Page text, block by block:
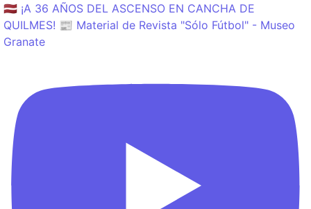
🇱🇻 ¡A 36 AÑOS DEL ASCENSO EN CANCHA DE
QUILMES! 📰 Material de Revista "Sólo Fútbol" - Museo
Granate